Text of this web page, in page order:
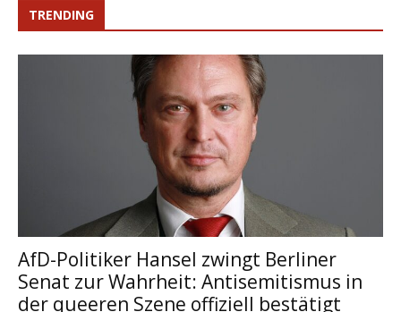
TRENDING
AfD-Politiker Hansel zwingt Berliner
Senat zur Wahrheit: Antisemitismus in
der queeren Szene offiziell bestätigt